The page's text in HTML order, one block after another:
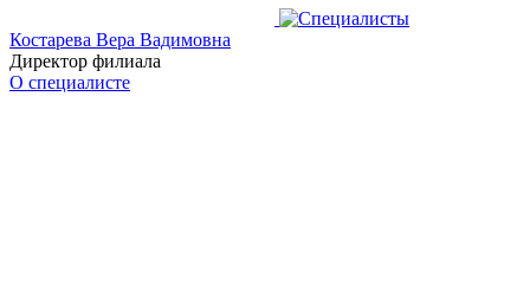
Костарева Вера Вадимовна
Директор филиала
О специалисте